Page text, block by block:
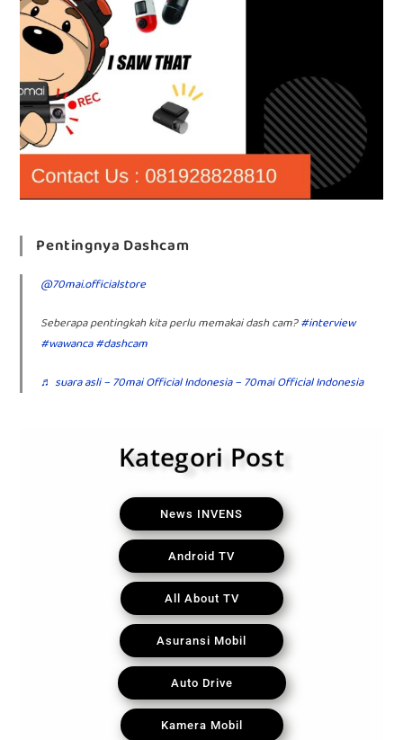
Pentingnya Dashcam
@70mai.officialstore
Seberapa pentingkah kita perlu memakai dash cam?#interview
#wawanca#dashcam
♬ suara asli – 70mai Official Indonesia – 70mai Official Indonesia
Kategori Post
News INVENS
Android TV
All About TV
Asuransi Mobil
Auto Drive
Kamera Mobil